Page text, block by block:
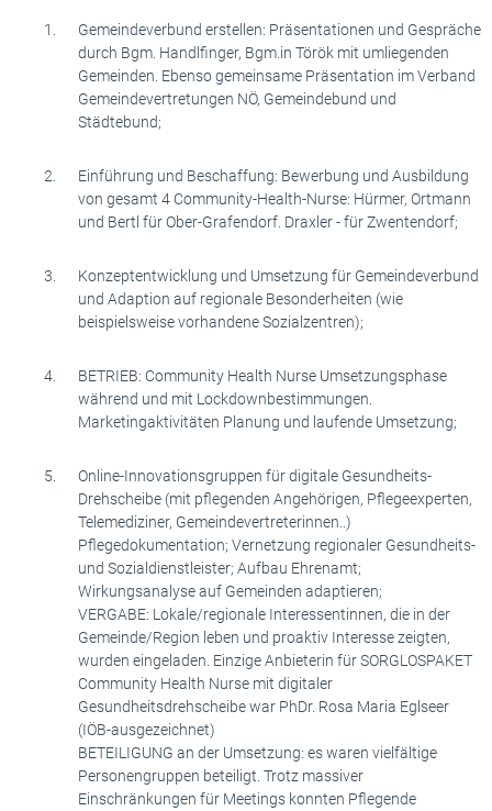
Gemeindeverbund erstellen: Präsentationen und Gespräche
durch Bgm. Handlfinger, Bgm.in Török mit umliegenden
Gemeinden. Ebenso gemeinsame Präsentation im Verband
Gemeindevertretungen NÖ, Gemeindebund und
Städtebund;
Einführung und Beschaffung: Bewerbung und Ausbildung
von gesamt 4 Community-Health-Nurse: Hürmer, Ortmann
und Bertl für Ober-Grafendorf. Draxler - für Zwentendorf;
Konzeptentwicklung und Umsetzung für Gemeindeverbund
und Adaption auf regionale Besonderheiten (wie
beispielsweise vorhandene Sozialzentren);
BETRIEB: Community Health Nurse Umsetzungsphase
während und mit Lockdownbestimmungen.
Marketingaktivitäten Planung und laufende Umsetzung;
Online-Innovationsgruppen für digitale Gesundheits-
Drehscheibe (mit pflegenden Angehörigen, Pflegeexperten,
Telemediziner, Gemeindevertreterinnen..)
Pflegedokumentation; Vernetzung regionaler Gesundheits-
und Sozialdienstleister; Aufbau Ehrenamt;
Wirkungsanalyse auf Gemeinden adaptieren;
VERGABE: Lokale/regionale Interessentinnen, die in der
Gemeinde/Region leben und proaktiv Interesse zeigten,
wurden eingeladen. Einzige Anbieterin für SORGLOSPAKET
Community Health Nurse mit digitaler
Gesundheitsdrehscheibe war PhDr. Rosa Maria Eglseer
(IÖB-ausgezeichnet)
BETEILIGUNG an der Umsetzung: es waren vielfältige
Personengruppen beteiligt. Trotz massiver
Einschränkungen für Meetings konnten Pflegende